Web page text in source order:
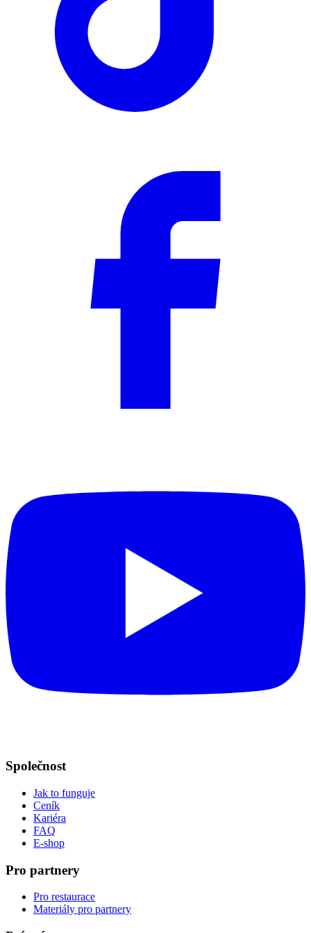
Společnost
Jak to funguje
Ceník
Kariéra
FAQ
E-shop
Pro partnery
Pro restaurace
Materiály pro partnery